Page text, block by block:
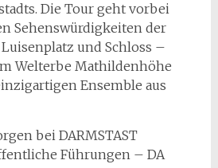
Die Tour geht vorbei
Sehenswürdigkeiten der
und Schloss –
Welterbe Mathildenhöhe
Ensemble aus
bei DARMSTAST
Führungen – DA